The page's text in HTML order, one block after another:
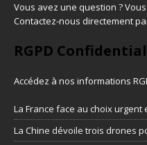
Vous avez une question ?
Contactez-nous directement
RGPD
Accédez à nos informations
La France face au choix urgent
La Chine dévoile trois drones